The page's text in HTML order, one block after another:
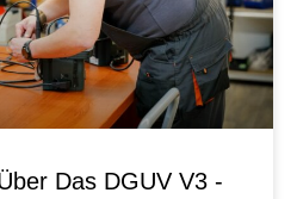
Das DGUV V3 -